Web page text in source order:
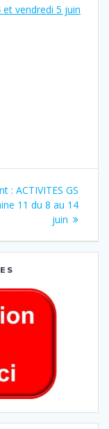
vendredi 5 juin
: ACTIVITES GS
11 du 8 au 14
juin